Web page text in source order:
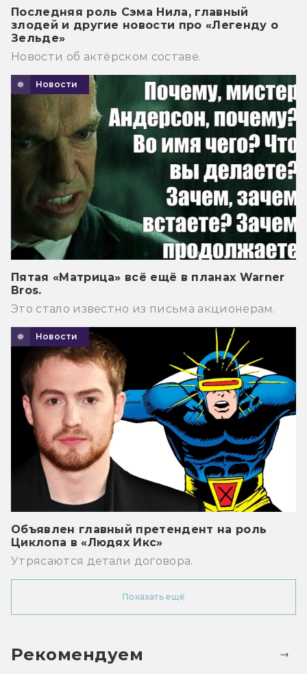
Последняя роль Сэма Нила, главный
злодей и другие новости про «Легенду о
Зельде»
Новости об актёрском составе.
Новости
Пятая «Матрица» всё ещё в планах Warner
Bros.
Это стало известно из письма акционерам.
Новости
Объявлен главный претендент на роль
Циклопа в «Людях Икс»
Утрясаются детали договора.
Показать ещё
Рекомендуем